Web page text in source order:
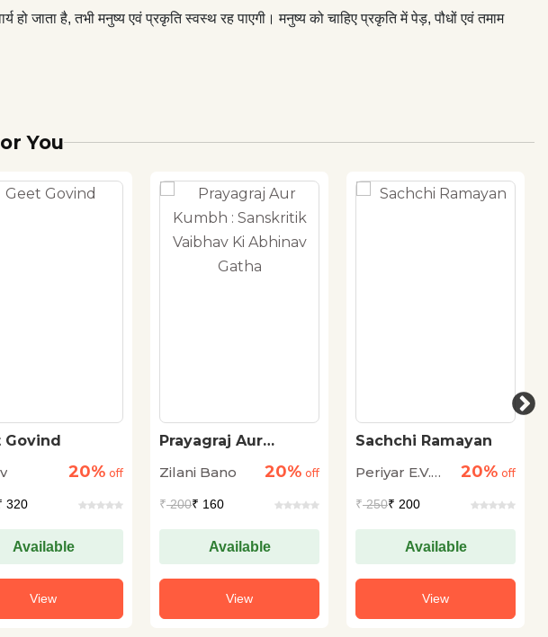
हो जाता है, तभी मनुष्य एवं प्रकृति स्वस्थ रह पाएगी। मनुष्य को चाहिए प्रकृति में पेड़, पौधों एवं तमाम
You
Govind
20% off
320
Available
View
Prayagraj Aur
Vaibhav Ki Abhinav
Zilani Bano 20% off
₹200₹ 160
Available
View
Sachchi Ramayan
Periyar E.V.
20% off
₹250₹ 200
Available
View